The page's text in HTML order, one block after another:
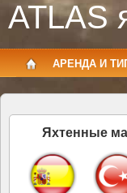
ATLAS
АРЕНДА И
Яхтенные